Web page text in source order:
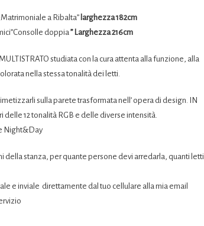
a Ribalta” larghezza 182cm
doppia” Larghezza 216cm
studiata con la cura attenta alla funzione, alla
nella stessa tonalità dei letti.
sulla parete trasformata nell’ opera di design. IN
12 tonalità RGB e delle diverse intensità.
Night&Day
della stanza, per quante persone devi arredarla, quanti letti
e inviale direttamente dal tuo cellulare alla mia email